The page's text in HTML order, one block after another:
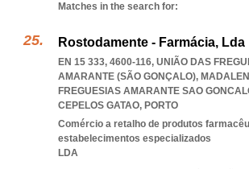
Matches in the search for:
Rostodamente - Farmácia, Lda
EN 15 333, 4600-116, UNIÃO DAS
AMARANTE (SÃO GONÇALO),
FREGUESIAS AMARANTE SAO
CEPELOS GATAO, PORTO
Comércio a retalho de produtos
estabelecimentos especializados
LDA